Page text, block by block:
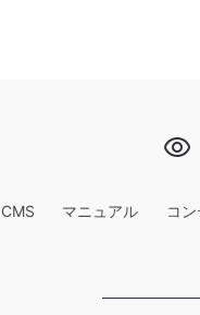
マニュアル コ